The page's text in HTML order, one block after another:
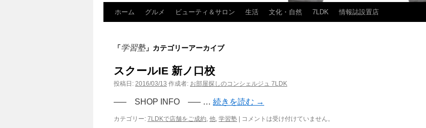
ホーム グルメ ビューティ＆サロン 生活 文化・自然 7LDK 情報誌設置店
「学習塾」カテゴリーアーカイブ
スクールIE 新ノ口校
投稿日: 2016/03/13 作成者: お部屋探しのコンシェルジュ 7LDK
—– SHOP INFO —– … 続きを読む →
カテゴリー: 7LDKで店舗をご成約, 他, 学習塾 コメントは受け付けていません。